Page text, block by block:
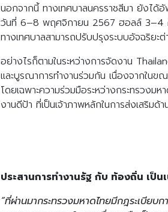
นอกจากนี้ ทางเทศบาลนครราชสีมา ยังได้
วันที่ 6–8 พฤศจิกายน 2567 ฮอลล์ 3–4 ศู
ทางเทศบาลสามารถปรับปรุงระบบอัจฉริย
อย่างไรก็ตามในระหว่างการจัดงาน
และบูรณาการทำงานร่วมกัน เนื่องจากใน
โดยเฉพาะความร่วมมือระหว่างกระทรวง
งานดีป้า ที่เป็นเจ้าภาพหลักในการส่งเสริมด้
ประสานการทำงานรัฐ กับ ท้องถิ่น เป็น
“ที่ผ่านมากระทรวงมหาดไทยมีกฎระเบีย